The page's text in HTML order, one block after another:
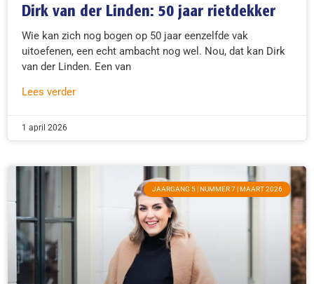
Dirk van der Linden: 50 jaar rietdekker
Wie kan zich nog bogen op 50 jaar eenzelfde vak
uitoefenen, een echt ambacht nog wel. Nou, dat kan Dirk
van der Linden. Een van
Lees verder
1 april 2026
JAARGANG 5 | NUMMER 7 | MAART 2026